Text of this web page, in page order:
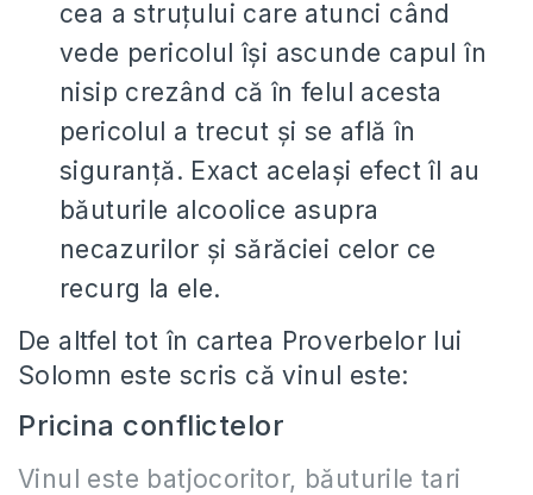
cea a struţului care atunci când
vede pericolul îşi ascunde capul în
nisip crezând că în felul acesta
pericolul a trecut şi se află în
siguranţă. Exact acelaşi efect îl au
băuturile alcoolice asupra
necazurilor şi sărăciei celor ce
recurg la ele.
De altfel tot în cartea Proverbelor lui
Solomn este scris că vinul este:
Pricina conflictelor
Vinul este batjocoritor, băuturile tari